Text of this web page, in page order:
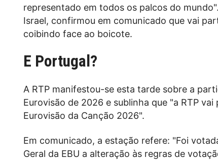
representado em todos os palcos do
Israel, confirmou em comunicado que vai
coibindo face ao boicote.
E Portugal?
A RTP manifestou-se esta tarde sobre a
Eurovisão de 2026 e sublinha que "a RTP
Eurovisão da Canção 2026".
Em comunicado, a estação refere: "Foi
Geral da EBU a alteração às regras de